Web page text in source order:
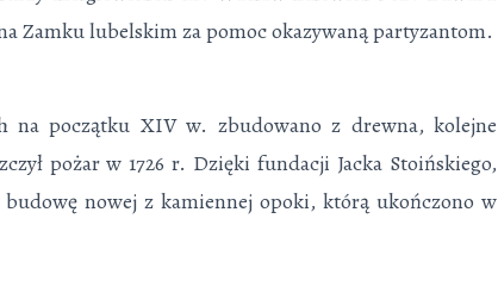
Zamku lubelskim za pomoc okazywaną partyzantom.
na początku XIV w. zbudowano z drewna, kolejne
pożar w 1726 r. Dzięki fundacji Jacka Stoińskiego,
budowę nowej z kamiennej opoki, którą ukończono w